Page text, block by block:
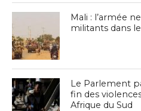
Mali : l’armée
militants dans
Le Parlement
fin des
Afrique du Sud